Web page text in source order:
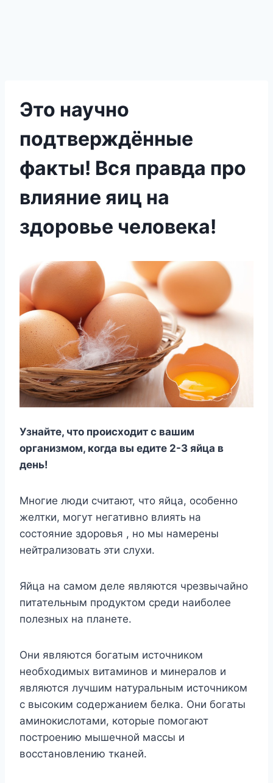
Это научно
подтверждённые
факты! Вся правда про
влияние яиц на
здоровье человека!
Узнайте, что происходит с вашим
организмом, когда вы едите 2-3 яйца в
день!
Многие люди считают, что яйца, особенно
желтки, могут негативно влиять на
состояние здоровья , но мы намерены
нейтрализовать эти слухи.
Яйца на самом деле являются чрезвычайно
питательным продуктом среди наиболее
полезных на планете.
Они являются богатым источником
необходимых витаминов и минералов и
являются лучшим натуральным источником
с высоким содержанием белка. Они богаты
аминокислотами, которые помогают
построению мышечной массы и
восстановлению тканей.